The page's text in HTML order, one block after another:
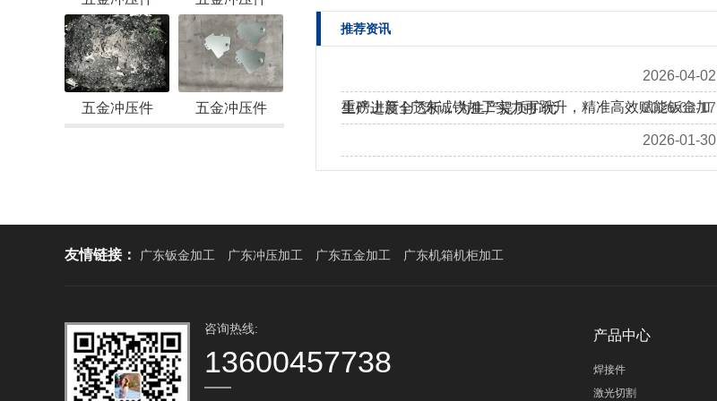
五金冲压件 五金冲压件
推荐资讯
2026-04-02
重磅上新 | 广东诚锐加工实力再跃升，精准高效赋能钣金加
2026-03-17
生产进度全透析，为生产提质扩优
2026-01-30
热烈欢迎加拿大客户Eric、Alan莅临我司工厂回访考察
友情链接： 广东钣金加工 广东冲压加工 广东五金加工 广东机箱机柜加工
咨询热线:
13600457738
产品中心
焊接件
激光切割